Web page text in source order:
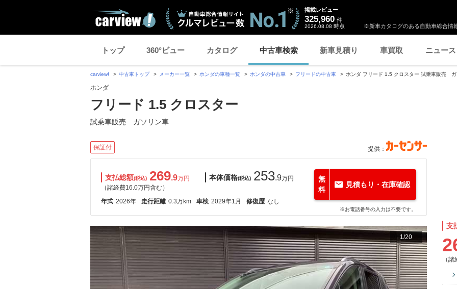
※新車カタログのある自動車総合情
掲載レビュー
325,960 件
2026.08.08 時点
トップ 360°ビュー カタログ 中古車検索 新車見積り 車買取 ニュース
carview! 中古車トップ メーカー一覧 ホンダの車種一覧 ホンダの中古車 フリードの中古車 ホンダ フリード 1.5 クロスター 試乗車販売 ガ
ホンダ
フリード 1.5 クロスター
試乗車販売 ガソリン車
保証付 提供：
支払総額(税込) 269.9万円
（諸経費16.0万円含む）
本体価格(税込) 253.9万円
年式 2026年 走行距離 0.3万km 車検 2029年1月 修復歴 なし
無
料
見積もり・在庫確認
※お電話番号の入力は不要です。
1/20
支
（